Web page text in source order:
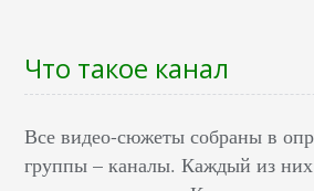
Что такое канал
Все видео-сюжеты собраны в
группы – каналы. Каждый из